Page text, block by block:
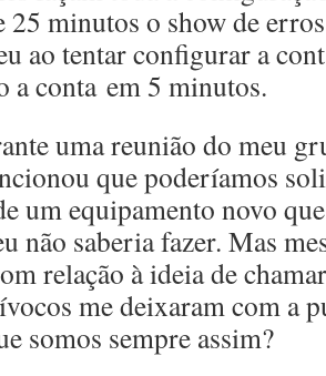
25 minutos o show de
ao tentar configurar a
a conta em 5 minutos.
uma reunião do meu
que poderíamos
um equipamento novo
não saberia fazer. Mas
relação à ideia de
me deixaram com a
somos sempre assim?